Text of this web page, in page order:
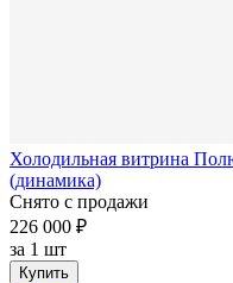
Холодильная витрина
(динамика)
Снято с продажи
226 000 ₽
за 1 шт
Купить